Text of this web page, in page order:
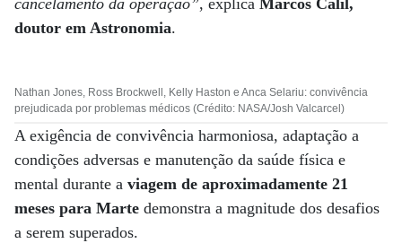
cancelamento da operação”, explica Marcos Calil,
doutor em Astronomia.
Nathan Jones, Ross Brockwell, Kelly Haston e Anca Selariu: convivência
prejudicada por problemas médicos (Crédito: NASA/Josh Valcarcel)
A exigência de convivência harmoniosa, adaptação a
condições adversas e manutenção da saúde física e
mental durante a viagem de aproximadamente 21
meses para Marte demonstra a magnitude dos desafios
a serem superados.